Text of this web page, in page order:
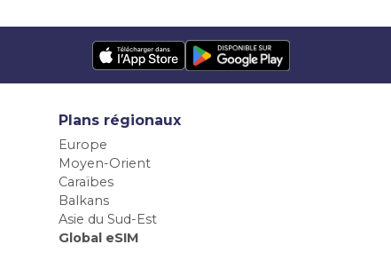
Plans régionaux
Europe
Moyen-Orient
Caraïbes
Balkans
Asie du Sud-Est
Global eSIM